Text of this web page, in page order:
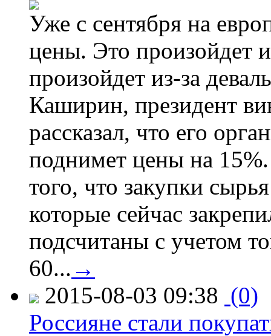
Уже с сентября на
цены. Это произойдет
произойдет из-за
Каширин, президент
рассказал, что его
поднимет цены на
того, что закупки
которые сейчас
подсчитаны с учетом
60... →
2015-08-03 09:38 (0)
Россияне стали